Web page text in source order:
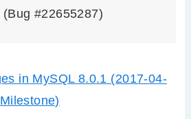
#22655287)
in MySQL 8.0.1 (2017-04-